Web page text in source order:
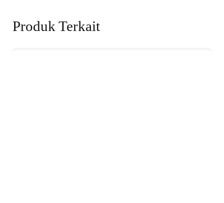
Produk Terkait